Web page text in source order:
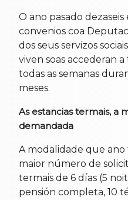
O ano pasado
convenios coa
dos seus servizos
viven soas accederan
todas as semanas
meses.
As estancias termais, a
demandada
A modalidade que
maior número de
termais de 6 días (5
pensión completa, 10